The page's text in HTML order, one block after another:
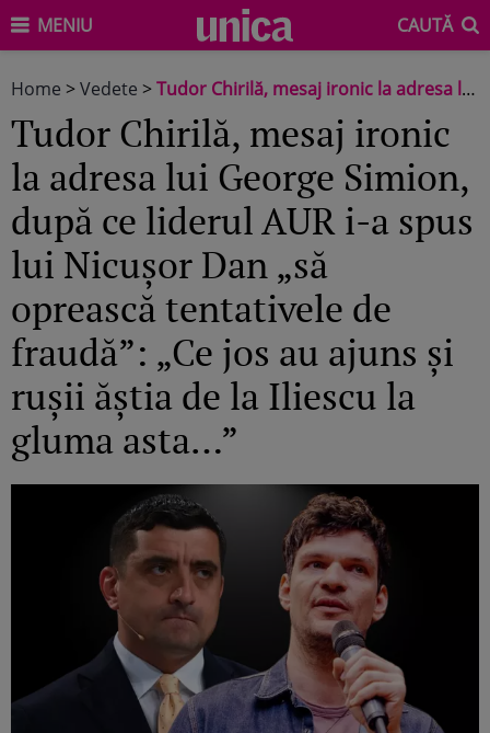
MENIU CAUTĂ
Home >Vedete >Tudor Chirilă, mesaj ironic la adresa lui George Simion, după ce liderul AUR i-a spus lui Nicușor Dan „să oprească tentativele de fraudă”: „Ce jos au ajuns și rușii ăștia de la Iliescu la gluma asta…”
Tudor Chirilă, mesaj ironic
la adresa lui George Simion,
după ce liderul AUR i-a spus
lui Nicușor Dan „să
oprească tentativele de
fraudă”: „Ce jos au ajuns și
rușii ăștia de la Iliescu la
gluma asta…”